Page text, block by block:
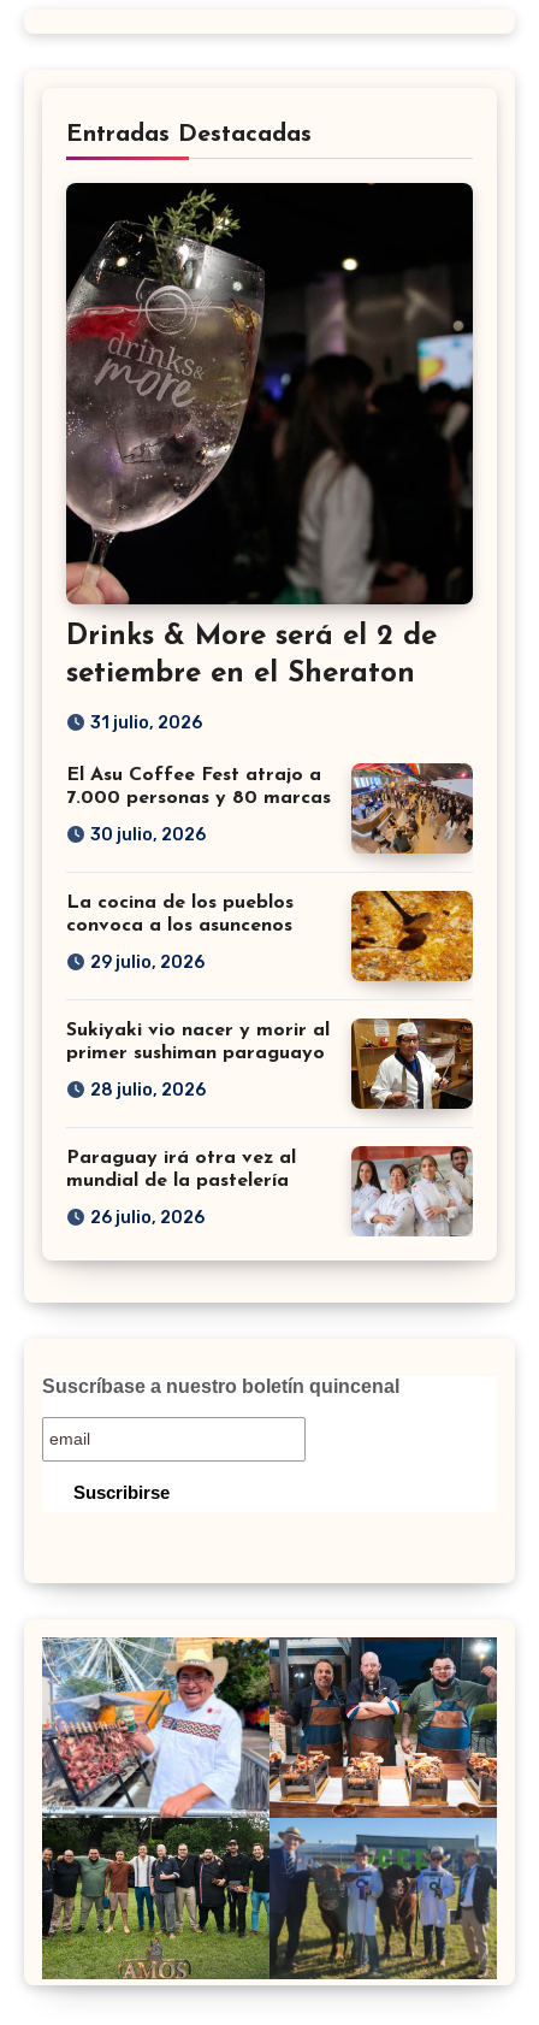
Entradas Destacadas
Drinks & More será el 2 de
setiembre en el Sheraton
31 julio, 2026
El Asu Coffee Fest atrajo a
7.000 personas y 80 marcas
30 julio, 2026
La cocina de los pueblos
convoca a los asuncenos
29 julio, 2026
Sukiyaki vio nacer y morir al
primer sushiman paraguayo
28 julio, 2026
Paraguay irá otra vez al
mundial de la pastelería
26 julio, 2026
Suscríbase a nuestro boletín quincenal